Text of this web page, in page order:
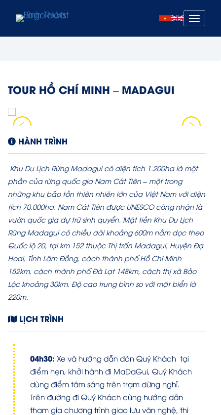
Mở
menu
TOUR HỒ CHÍ MINH – MADAGUI
HÀNH TRÌNH
Khu Du Lịch Rừng Madagui có diện tích 1.200ha là một
phần của rừng quốc gia Nam Cát Tiên – một trong
những khu bảo tồn thiên nhiên lớn của Việt Nam với diện
tích 70.000ha. Nam Cát Tiên được UNESCO công nhận là
vườn quốc gia dự trữ sinh quyển. Mặt tiền Khu Du Lịch
Rừng Madagui có chiều dài khoảng 600m nằm dọc theo
Quốc lộ 20, tại km 152 thuộc Thị trấn Madagui, Huyện Đạ
Hoai, Tỉnh Lâm Đồng, cách thành phố Hồ Chí Minh
152km, cách thành phố Đà Lạt 148km, cách thị xã Bảo
Lộc khoảng 30km. Độ cao trung bình so với mặt biển là
220m.
LỊCH TRÌNH
04h30: Xe và hướng dẫn đón Quý Khách tại
điểm hẹn, khởi hành đi MaDaGui, Quý Khách
dùng điểm tâm sáng trên trạm dừng nghỉ.
Trên đường đi Quý Khách cùng hướng dẫn
tham gia chương trình giao lưu văn nghệ, thi